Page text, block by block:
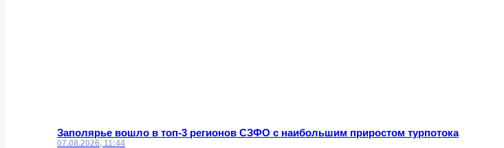
Заполярье вошло в топ-3 регионов СЗФО с наибольшим приростом турпотока
07.08.2026, 11:44